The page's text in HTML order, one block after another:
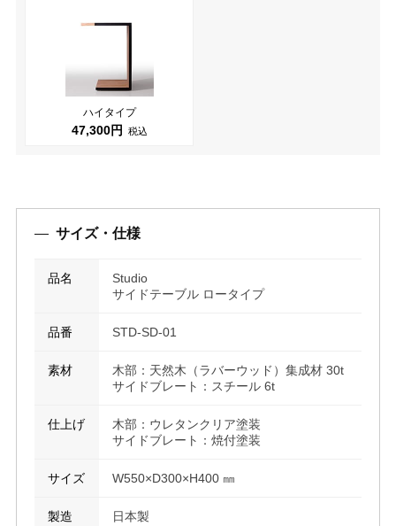
ハイタイプ
47,300円 税込
サイズ・仕様
品名
Studio
サイドテーブル ロータイプ
品番 STD-SD-01
素材
木部：天然木（ラバーウッド）集成材 30t
サイドブレート：スチール 6t
仕上げ
木部：ウレタンクリア塗装
サイドブレート：焼付塗装
サイズ W550×D300×H400 ㎜
製造 日本製